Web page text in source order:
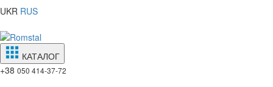
UKR RUS
КАТАЛОГ
+38 050 414-37-72